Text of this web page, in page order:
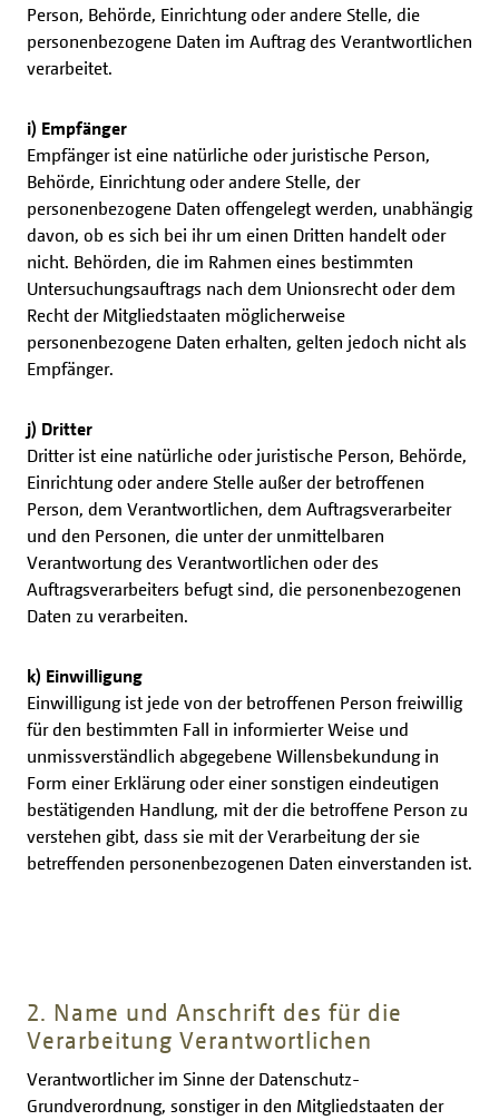
Person, Behörde, Einrichtung oder andere Stelle, die
personenbezogene Daten im Auftrag des Verantwortlichen
verarbeitet.
i) Empfänger
Empfänger ist eine natürliche oder juristische Person,
Behörde, Einrichtung oder andere Stelle, der
personenbezogene Daten offengelegt werden, unabhängig
davon, ob es sich bei ihr um einen Dritten handelt oder
nicht. Behörden, die im Rahmen eines bestimmten
Untersuchungsauftrags nach dem Unionsrecht oder dem
Recht der Mitgliedstaaten möglicherweise
personenbezogene Daten erhalten, gelten jedoch nicht als
Empfänger.
j) Dritter
Dritter ist eine natürliche oder juristische Person, Behörde,
Einrichtung oder andere Stelle außer der betroffenen
Person, dem Verantwortlichen, dem Auftragsverarbeiter
und den Personen, die unter der unmittelbaren
Verantwortung des Verantwortlichen oder des
Auftragsverarbeiters befugt sind, die personenbezogenen
Daten zu verarbeiten.
k) Einwilligung
Einwilligung ist jede von der betroffenen Person freiwillig
für den bestimmten Fall in informierter Weise und
unmissverständlich abgegebene Willensbekundung in
Form einer Erklärung oder einer sonstigen eindeutigen
bestätigenden Handlung, mit der die betroffene Person zu
verstehen gibt, dass sie mit der Verarbeitung der sie
betreffenden personenbezogenen Daten einverstanden ist.
2. Name und Anschrift des für die
Verarbeitung Verantwortlichen
Verantwortlicher im Sinne der Datenschutz-
Grundverordnung, sonstiger in den Mitgliedstaaten der